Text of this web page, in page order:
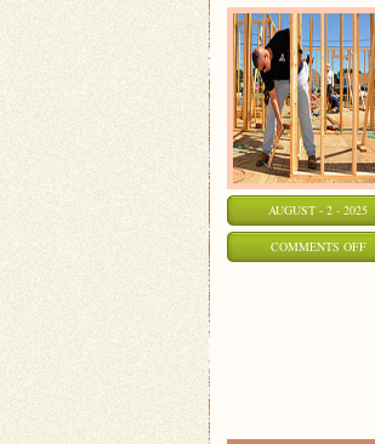
AUGUST - 2 - 2025
COMMENTS OFFON